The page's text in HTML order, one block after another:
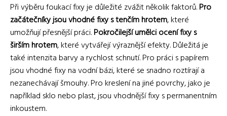
Při výběru foukací fixy je důležité zvážit několik faktorů.Pro
začátečníky jsou vhodné fixy s tenčím hrotem, které
umožňují přesnější práci.Pokročilejší umělci ocení fixy s
širším hrotem, které vytvářejí výraznější efekty. Důležitá je
také intenzita barvy a rychlost schnutí. Pro práci s papírem
jsou vhodné fixy na vodní bázi, které se snadno roztírají a
nezanechávají šmouhy. Pro kreslení na jiné povrchy, jako je
například sklo nebo plast, jsou vhodnější fixy s permanentním
inkoustem.